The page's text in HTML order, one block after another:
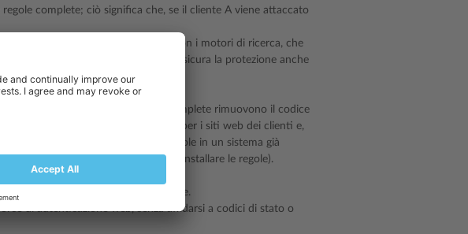
complete; ciò significa che, se il cliente A viene attaccato
sicurezza (nessun falso positivo con i motori di ricerca, che
modo da evitare lo spoofing; ciò assicura la protezione anche
web è compromesso, le regole complete rimuovono il codice
ciò garantisce l’assenza di rischi per i siti web dei clienti e,
pertanto è possibile utilizzare le regole in un sistema già
senza dover fare altro che installare le regole).
LFI.
e altre applicazioni web molto diffuse.
di autenticazione web, senza affidarsi a codici di stato o